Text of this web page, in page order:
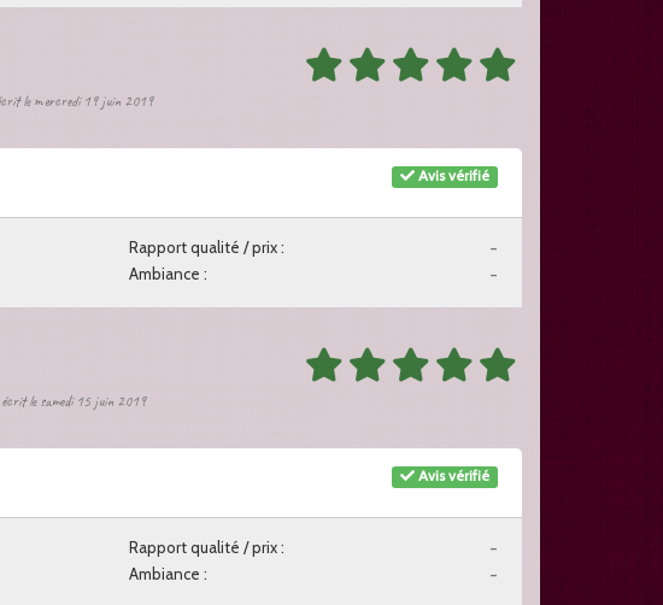
le mercredi 19 juin 2019
Avis vérifié
-
Rapport qualité / prix :
-
Ambiance :
le samedi 15 juin 2019
Avis vérifié
-
Rapport qualité / prix :
-
Ambiance :